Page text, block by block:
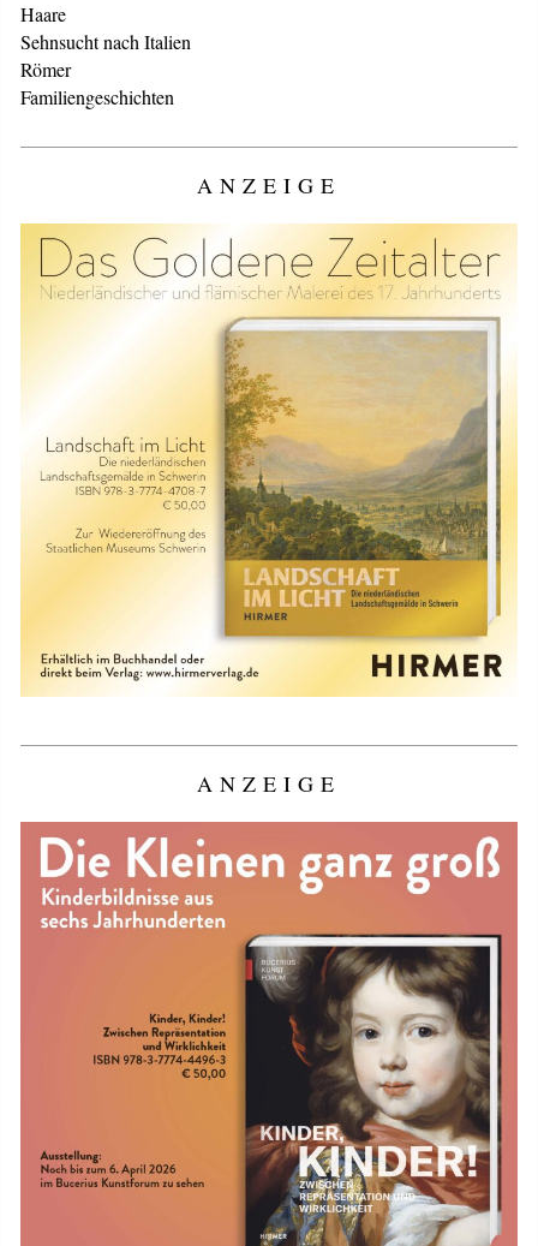
Haare
Sehnsucht nach Italien
Römer
Familiengeschichten
ANZEIGE
ANZEIGE